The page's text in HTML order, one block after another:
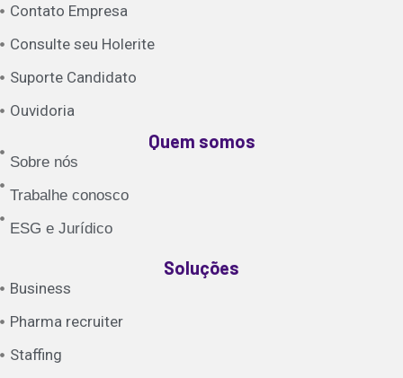
Contato Empresa
Consulte seu Holerite
Suporte Candidato
Ouvidoria
Quem somos
Sobre nós
Trabalhe conosco
ESG e Jurídico
Soluções
Business
Pharma recruiter
Staffing